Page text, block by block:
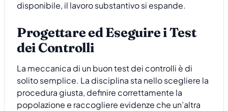
disponibile, il lavoro substantivo si espande.
Progettare ed Eseguire i Test
dei Controlli
La meccanica di un buon test dei controlli è di
solito semplice. La disciplina sta nello scegliere la
procedura giusta, definire correttamente la
popolazione e raccogliere evidenze che un’altra